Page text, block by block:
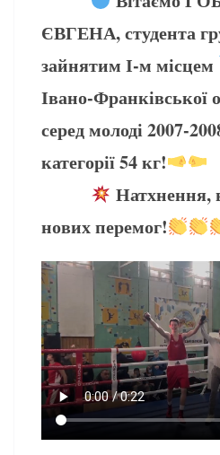
ЄВГЕНА, студента
зайнятим І-м місцем
Івано-Франківської
серед молоді 2007-
категорії 54 кг!
Натхнення,
нових перемог!